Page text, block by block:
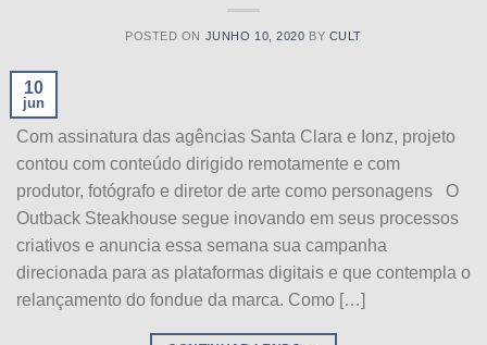
POSTED ON JUNHO 10, 2020 BY CULT
10
jun
Com assinatura das agências Santa Clara e Ionz, projeto
contou com conteúdo dirigido remotamente e com
produtor, fotógrafo e diretor de arte como personagens O
Outback Steakhouse segue inovando em seus processos
criativos e anuncia essa semana sua campanha
direcionada para as plataformas digitais e que contempla o
relançamento do fondue da marca. Como […]